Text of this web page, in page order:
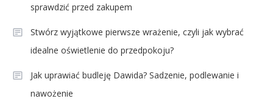
sprawdzić przed zakupem
Stwórz wyjątkowe pierwsze wrażenie, czyli jak wybrać
idealne oświetlenie do przedpokoju?
Jak uprawiać budleję Dawida? Sadzenie, podlewanie i
nawożenie